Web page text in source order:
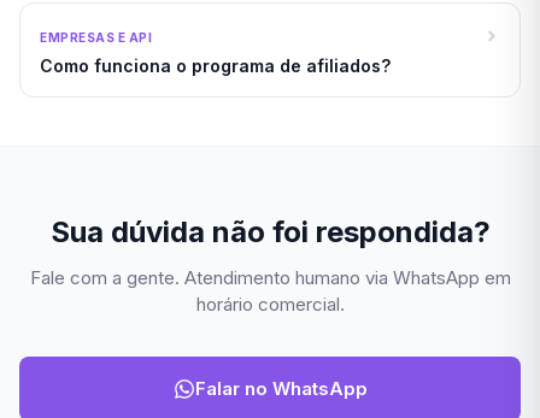
EMPRESAS E API
Como funciona o programa de afiliados?
Sua dúvida não foi respondida?
Fale com a gente. Atendimento humano via WhatsApp em
horário comercial.
Falar no WhatsApp